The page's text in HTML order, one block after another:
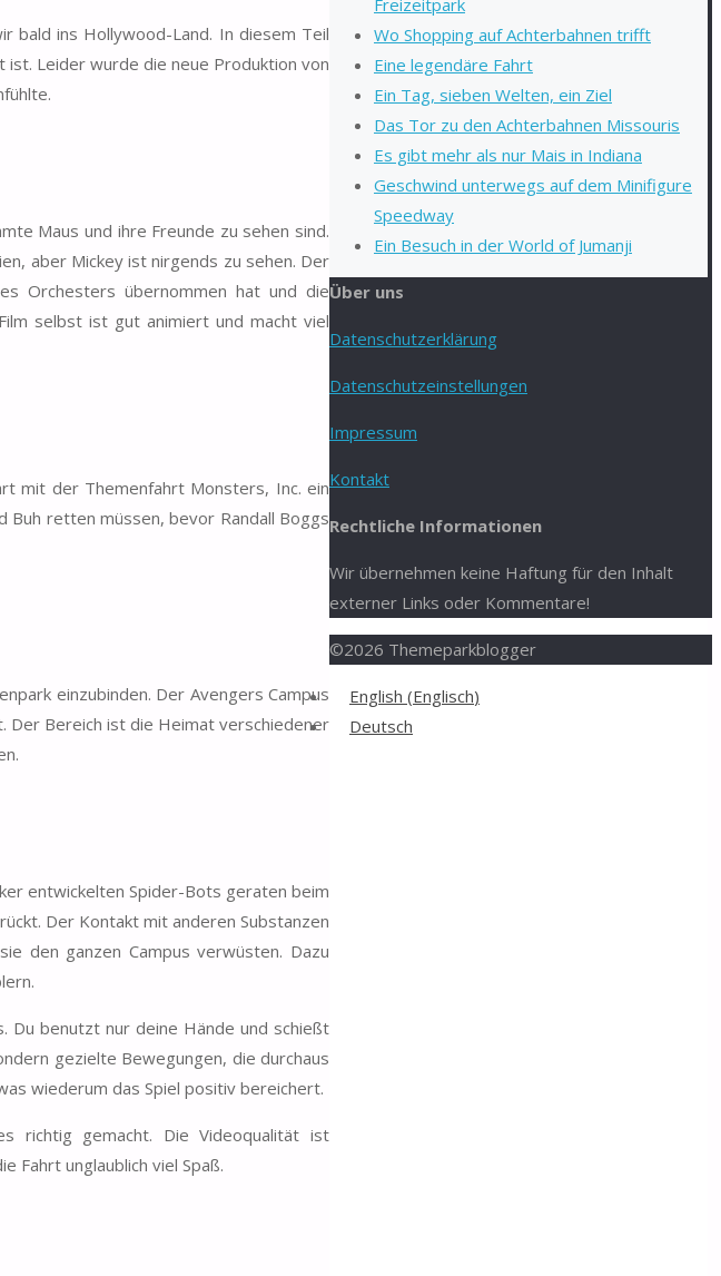
bald ins Hollywood-Land. In diesem Teil
Leider wurde die neue Produktion von
Maus und ihre Freunde zu sehen sind.
aber Mickey ist nirgends zu sehen. Der
Orchesters übernommen hat und die
selbst ist gut animiert und macht viel
mit der Themenfahrt Monsters, Inc. ein
Buh retten müssen, bevor Randall Boggs
einzubinden. Der Avengers Campus
Der Bereich ist die Heimat verschiedener
entwickelten Spider-Bots geraten beim
Der Kontakt mit anderen Substanzen
den ganzen Campus verwüsten. Dazu
Du benutzt nur deine Hände und schießt
gezielte Bewegungen, die durchaus
wiederum das Spiel positiv bereichert.
richtig gemacht. Die Videoqualität ist
Fahrt unglaublich viel Spaß.
Freizeitpark
Wo Shopping auf Achterbahnen trifft
Eine legendäre Fahrt
Ein Tag, sieben Welten, ein Ziel
Das Tor zu den Achterbahnen Missouris
Es gibt mehr als nur Mais in Indiana
Geschwind unterwegs auf dem Minifigure
Speedway
Ein Besuch in der World of Jumanji
Über uns
Datenschutzerklärung
Datenschutzeinstellungen
Impressum
Kontakt
Rechtliche Informationen
Wir übernehmen keine Haftung für den Inhalt
externer Links oder Kommentare!
©2026 Themeparkblogger
Top
English (Englisch)
Deutsch